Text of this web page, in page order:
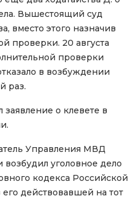
Вышестоящий суд
вместо этого назначив
проверки. 20 августа
проверки
в возбуждении
раз.
заявление о клевете в
Управления МВД
возбудил уголовное дело
кодекса Российской
действовавшей на тот